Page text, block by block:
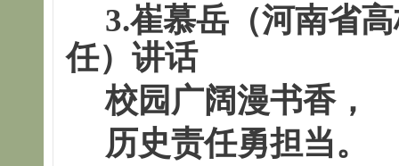
3.崔慕岳（河南省
任）讲话
校园广阔漫书香，
历史责任勇担当。